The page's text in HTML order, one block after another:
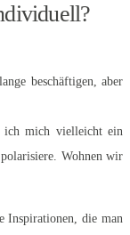
beschäftigen, aber
ich mich vielleicht ein
Wohnen wir
Inspirationen, die man